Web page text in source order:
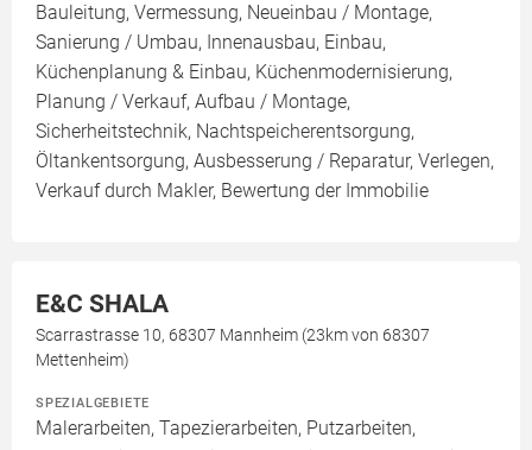
Bauleitung, Vermessung, Neueinbau / Montage,
Sanierung / Umbau, Innenausbau, Einbau,
Küchenplanung & Einbau, Küchenmodernisierung,
Planung / Verkauf, Aufbau / Montage,
Sicherheitstechnik, Nachtspeicherentsorgung,
Öltankentsorgung, Ausbesserung / Reparatur, Verlegen,
Verkauf durch Makler, Bewertung der Immobilie
E&C SHALA
Scarrastrasse 10, 68307 Mannheim (23km von 68307
Mettenheim)
SPEZIALGEBIETE
Malerarbeiten, Tapezierarbeiten, Putzarbeiten,